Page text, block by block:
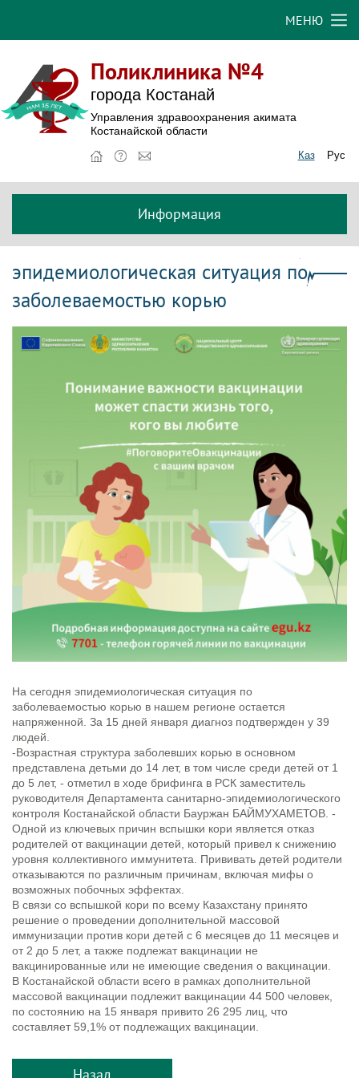
МЕНЮ
Поликлиника №4
города Костанай
Управления здравоохранения акимата
Костанайской области
Каз Рус
Информация
эпидемиологическая ситуация по
заболеваемостью корью
На сегодня эпидемиологическая ситуация по
заболеваемостью корью в нашем регионе остается
напряженной. За 15 дней января диагноз подтвержден у 39
людей.
-Возрастная структура заболевших корью в основном
представлена детьми до 14 лет, в том числе среди детей от 1
до 5 лет, - отметил в ходе брифинга в РСК заместитель
руководителя Департамента санитарно-эпидемиологического
контроля Костанайской области Бауржан БАЙМУХАМЕТОВ. -
Одной из ключевых причин вспышки кори является отказ
родителей от вакцинации детей, который привел к снижению
уровня коллективного иммунитета. Прививать детей родители
отказываются по различным причинам, включая мифы о
возможных побочных эффектах.
В связи со вспышкой кори по всему Казахстану принято
решение о проведении дополнительной массовой
иммунизации против кори детей с 6 месяцев до 11 месяцев и
от 2 до 5 лет, а также подлежат вакцинации не
вакцинированные или не имеющие сведения о вакцинации.
В Костанайской области всего в рамках дополнительной
массовой вакцинации подлежит вакцинации 44 500 человек,
по состоянию на 15 января привито 26 295 лиц, что
составляет 59,1% от подлежащих вакцинации.